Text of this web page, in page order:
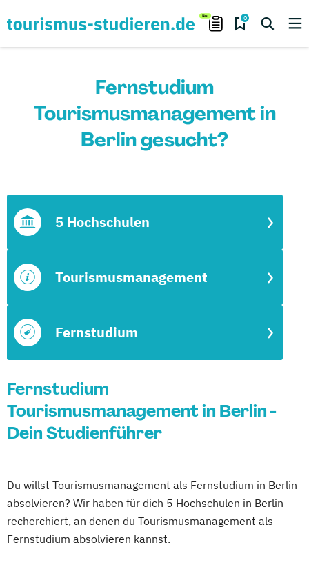
0
Fernstudium
Tourismusmanagement in
Berlin gesucht?
Fernstudium
Tourismusmanagement
5 Hochschulen
Fernstudium
Tourismusmanagement in Berlin -
Dein Studienführer
Du willst Tourismusmanagement als Fernstudium in Berlin
absolvieren? Wir haben für dich 5 Hochschulen in Berlin
recherchiert, an denen du Tourismusmanagement als
Fernstudium absolvieren kannst.